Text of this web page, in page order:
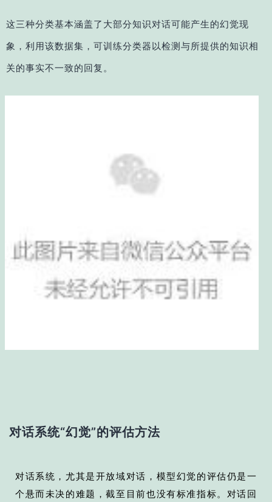
这三种分类基本涵盖了大部分知识对话可能产生的幻觉现
象，利用该数据集，可训练分类器以检测与所提供的知识相
关的事实不一致的回复。
对话系统“幻觉”的评估方法
对话系统，尤其是开放域对话，模型幻觉的评估仍是一
个悬而未决的难题，截至目前也没有标准指标。对话回